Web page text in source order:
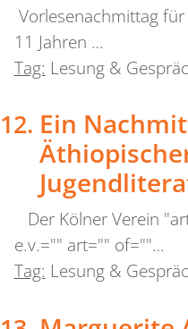
Vorlesenachmittag
11 Jahren …
Tag: Lesung &
Ein
Der Kölner Verein
e.v.="" art="" of=""…
Tag: Lesung &